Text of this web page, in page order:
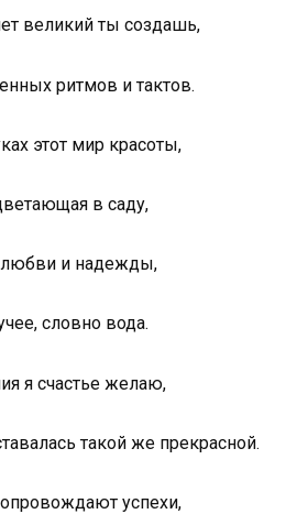
великий ты создашь,
ритмов и тактов.
этот мир красоты,
в саду,
любви и надежды,
словно вода.
я счастье желаю,
такой же прекрасной.
успехи,